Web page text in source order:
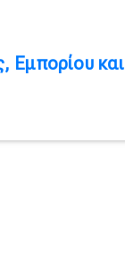
Εμπορίου και